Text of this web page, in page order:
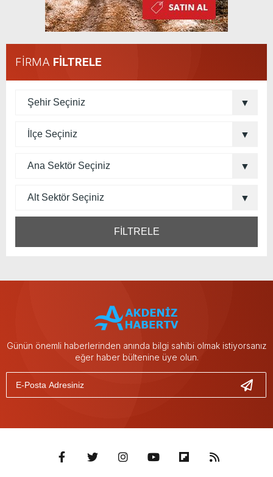
FİRMA FİLTRELE
FİLTRELE
Günün önemli haberlerinden anında bilgi sahibi olmak istiyorsanız
eğer haber bültenine üye olun.